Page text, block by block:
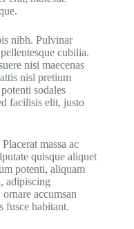
nibh. Pulvinar
cubilia.
nisi maecenas
nisl pretium
sodales
facilisis elit, justo
massa ac
quisque aliquet
potenti, aliquam
adipiscing
accumsan
fusce habitant.